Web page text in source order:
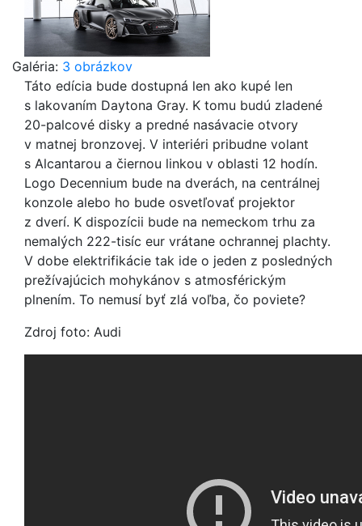
Galéria: 3 obrázkov
Táto edícia bude dostupná len ako kupé len
s lakovaním Daytona Gray. K tomu budú zladené
20-palcové disky a predné nasávacie otvory
v matnej bronzovej. V interiéri pribudne volant
s Alcantarou a čiernou linkou v oblasti 12 hodín.
Logo Decennium bude na dverách, na centrálnej
konzole alebo ho bude osvetľovať projektor
z dverí. K dispozícii bude na nemeckom trhu za
nemalých 222-tisíc eur vrátane ochrannej plachty.
V dobe elektrifikácie tak ide o jeden z posledných
prežívajúcich mohykánov s atmosférickým
plnením. To nemusí byť zlá voľba, čo poviete?
Zdroj foto: Audi